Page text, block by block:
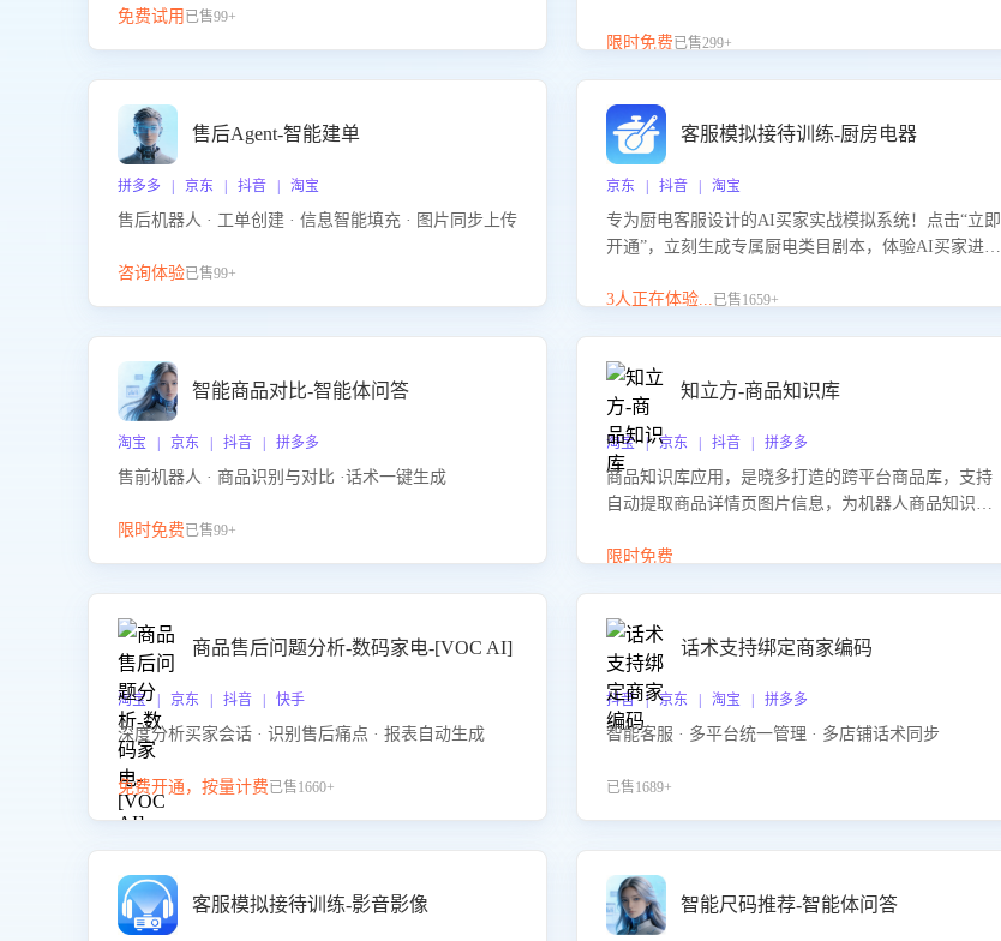
免费试用 已售99+
咨询等售后场景的应对要点，轻松提升服务能力。
限时免费已售299+
售后Agent-智能建单
拼多多 | 京东 | 抖音 | 淘宝
售后机器人 · 工单创建 · 信息智能填充 · 图片同步上传
咨询体验已售99+
客服模拟接待训练-厨房电器
京东 | 抖音 | 淘宝
专为厨电客服设计的AI买家实战模拟系统！点击“立即
开通”，立刻生成专属厨电类目剧本，体验AI买家进线
能咨询”等真实场景应对技巧！
3人正在体验...已售1659+
智能商品对比-智能体问答
淘宝 | 京东 | 抖音 | 拼多多
售前机器人 · 商品识别与对比 ·话术一键生成
限时免费已售99+
知立方-商品知识库
淘宝 | 京东 | 抖音 | 拼多多
商品知识库应用，是晓多打造的跨平台商品库，支持
自动提取商品详情页图片信息，为机器人商品知识问
商品知识。
限时免费
商品售后问题分析-数码家电-[VOC AI]
淘宝 | 京东 | 抖音 | 快手
深度分析买家会话 · 识别售后痛点 · 报表自动生成
免费开通，按量计费已售1660+
话术支持绑定商家编码
抖音 | 京东 | 淘宝 | 拼多多
智能客服 · 多平台统一管理 · 多店铺话术同步
已售1689+
客服模拟接待训练-影音影像 智能尺码推荐-智能体问答